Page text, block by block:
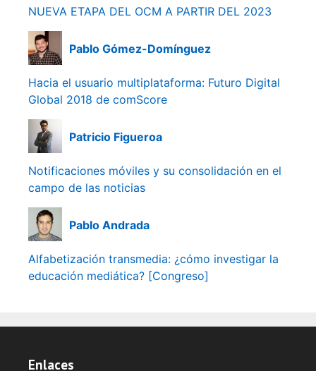
NUEVA ETAPA DEL OCM A PARTIR DEL 2023
Pablo Gómez-Domínguez
Hacia el usuario multiplataforma: Futuro Digital
Global 2018 de comScore
Patricio Figueroa
Notificaciones móviles y su consolidación en el
campo de las noticias
Pablo Andrada
Alfabetización transmedia: ¿cómo investigar la
educación mediática? [Congreso]
Enlaces